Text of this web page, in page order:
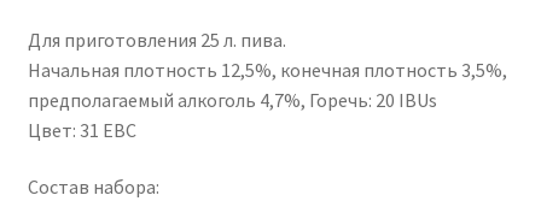
Для приготовления 25 л. пива.
Начальная плотность 12,5%, конечная плотность 3,5%,
предполагаемый алкоголь 4,7%, Горечь: 20 IBUs
Цвет: 31 EBC
Состав набора: